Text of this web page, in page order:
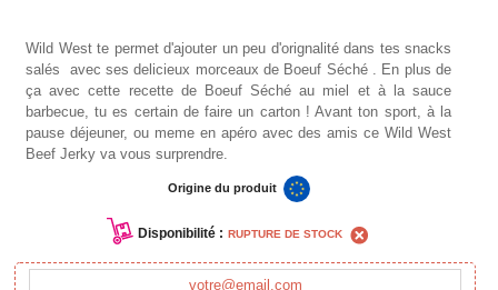
Wild West te permet d'ajouter un peu d'orignalité dans tes snacks
salés avec ses delicieux morceaux de Boeuf Séché . En plus de
ça avec cette recette de Boeuf Séché au miel et à la sauce
barbecue, tu es certain de faire un carton ! Avant ton sport, à la
pause déjeuner, ou meme en apéro avec des amis ce Wild West
Beef Jerky va vous surprendre.
Origine du produit
Disponibilité : RUPTURE DE STOCK